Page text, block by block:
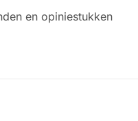
en opiniestukken